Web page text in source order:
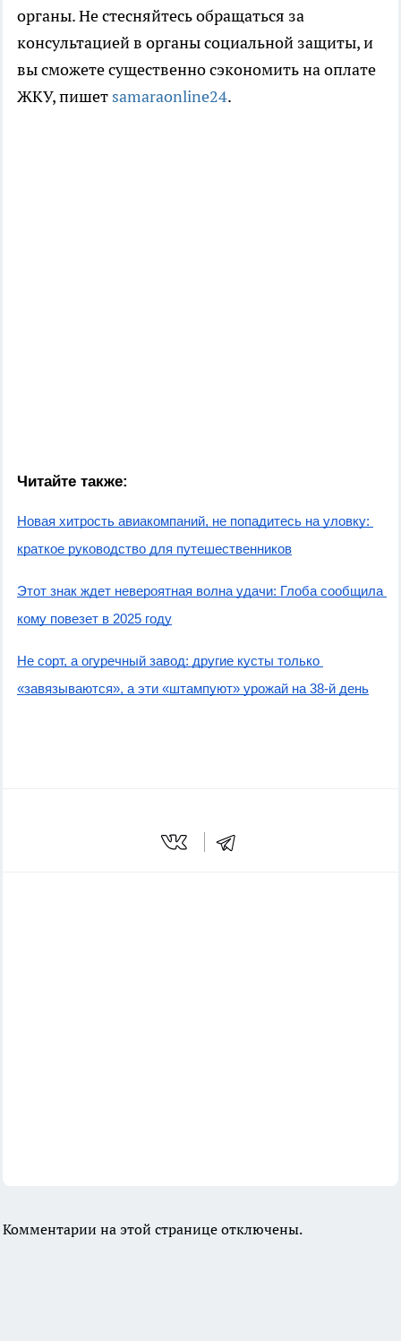
органы. Не стесняйтесь обращаться за
консультацией в органы социальной защиты, и
вы сможете существенно сэкономить на оплате
ЖКУ, пишет samaraonline24.
Читайте также:
Новая хитрость авиакомпаний, не попадитесь на уловку:
краткое руководство для путешественников
Этот знак ждет невероятная волна удачи: Глоба сообщила
кому повезет в 2025 году
Не сорт, а огуречный завод: другие кусты только
«завязываются», а эти «штампуют» урожай на 38-й день
Комментарии на этой странице отключены.